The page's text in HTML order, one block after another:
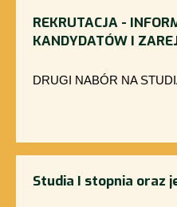
REKRUTACJA -
KANDYDATÓW I
DRUGI NABÓR NA
Studia I stopnia oraz